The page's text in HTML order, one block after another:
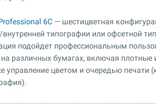
6C — шестицветная
типографии или офсетной
подойдет профессиональным
различных бумагах, включая
управление цветом и очередью печати